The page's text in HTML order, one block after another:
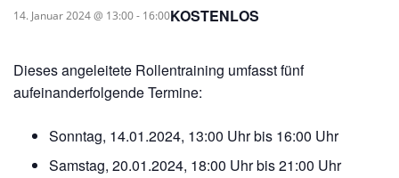
14. Januar 2024 @ 13:00- 16:00KOSTENLOS
Dieses angeleitete Rollentraining umfasst fünf
aufeinanderfolgende Termine:
Sonntag, 14.01.2024, 13:00 Uhr bis 16:00 Uhr
Samstag, 20.01.2024, 18:00 Uhr bis 21:00 Uhr